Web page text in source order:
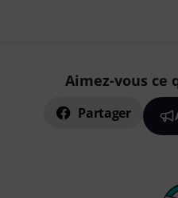
Aimez-vous ce
Partager